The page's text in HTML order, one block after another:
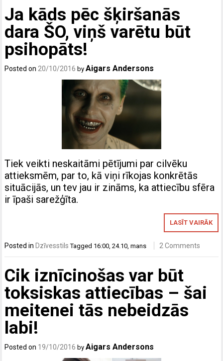
Ja kāds pēc šķiršanās
dara ŠO, viņš varētu būt
psihopāts!
Posted on 20/10/2016 byAigars Andersons
Tiek veikti neskaitāmi pētījumi par cilvēku
attieksmēm, par to, kā viņi rīkojas konkrētās
situācijās, un tev jau ir zināms, ka attiecību sfēra
ir īpaši sarežģīta.
LASĪT VAIRĀK
Posted in Dzīvesstils Tagged 16:00,24.10,mans 2 Comments
Cik iznīcinošas var būt
toksiskas attiecības – šai
meitenei tās nebeidzās
labi!
Posted on 19/10/2016 byAigars Andersons